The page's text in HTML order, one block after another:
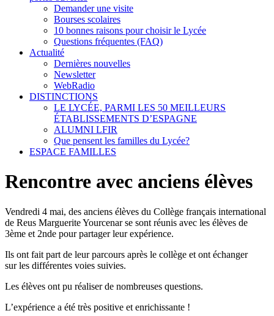
Demander une visite
Bourses scolaires
10 bonnes raisons pour choisir le Lycée
Questions fréquentes (FAQ)
Actualité
Dernières nouvelles
Newsletter
WebRadio
DISTINCTIONS
LE LYCÉE, PARMI LES 50 MEILLEURS
ÉTABLISSEMENTS D’ESPAGNE
ALUMNI LFIR
Que pensent les familles du Lycée?
ESPACE FAMILLES
Rencontre avec anciens élèves
Vendredi 4 mai, des anciens élèves du Collège français international
de Reus Marguerite Yourcenar se sont réunis avec les élèves de
3ème et 2nde pour partager leur expérience.
Ils ont fait part de leur parcours après le collège et ont échanger
sur les différentes voies suivies.
Les élèves ont pu réaliser de nombreuses questions.
L’expérience a été très positive et enrichissante !